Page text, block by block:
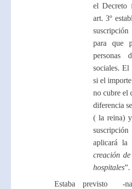
el Decreto
art. 3º
para que
personas
sociales.
si el
no cubre el
diferencia
( la reina)
aplicará la
creación
hospitales”.
Estaba previsto -